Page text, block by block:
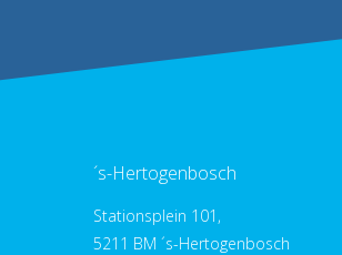
´s-Hertogenbosch
Stationsplein 101,
5211 BM ´s-Hertogenbosch